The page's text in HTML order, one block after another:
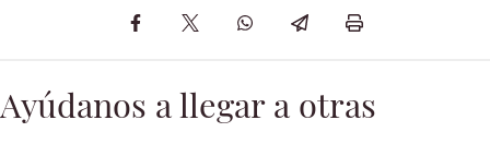
Ayúdanos a llegar a otras